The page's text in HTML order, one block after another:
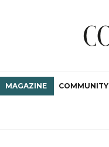
MAGAZINE COMMUNITY